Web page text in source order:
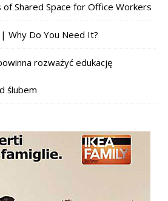
Shared Space for Office Workers
Why Do You Need It?
rozważyć edukację
ślubem